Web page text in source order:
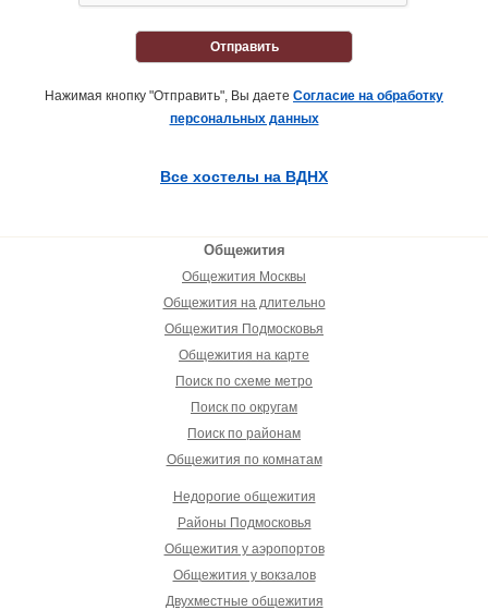
Отправить
Нажимая кнопку "Отправить", Вы даете Согласие на обработку
персональных данных
Все хостелы на ВДНХ
Общежития
Общежития Москвы
Общежития на длительно
Общежития Подмосковья
Общежития на карте
Поиск по схеме метро
Поиск по округам
Поиск по районам
Общежития по комнатам
Недорогие общежития
Районы Подмосковья
Общежития у аэропортов
Общежития у вокзалов
Двухместные общежития